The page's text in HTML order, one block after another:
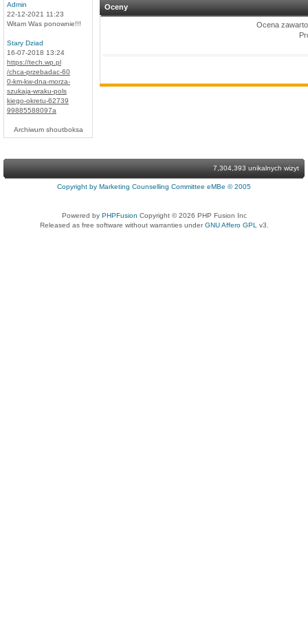
Admin
22-12-2021 11:23
Witam Was ponownie!!!
Stary Dziad
16-07-2018 13:24
https://tech.wp.pl
/chca-przebadac-60
0-km-kw-dna-morza-
szukaja-wraku-pols
kiego-okretu-62739
99885588097a
Archiwum shoutboksa
Oceny
Ocena
7,304,393 unikalnych wizyt
Copyright by Marketing Counselling Committee eMBe © 2005
Powered by PHPFusion Copyright © 2026 PHP Fusion Inc
Released as free software without warranties underGNU Affero GPL v3.